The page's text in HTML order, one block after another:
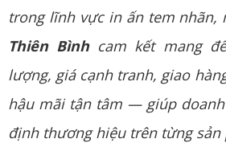
trong lĩnh vực in ấn tem nhãn,
Thiên Bìnhcam kết mang
lượng, giá cạnh tranh, giao
hậu mãi tận tâm — giúp
định thương hiệu trên từng sản